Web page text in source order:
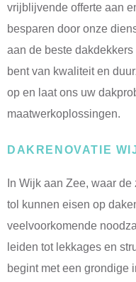
vrijblijvende offerte aan
besparen door onze
aan de beste
bent van kwaliteit en
op en laat ons uw
maatwerkoplossingen.
DAKRENOVATIE
In Wijk aan Zee, waar
tol kunnen eisen op
veelvoorkomende
leiden tot lekkages en
begint met een grondige